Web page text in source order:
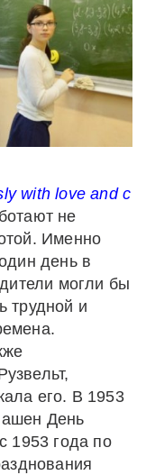
with love and c
не
Именно
день в
могли бы
трудной и
его. В 1953
День
1953 года по